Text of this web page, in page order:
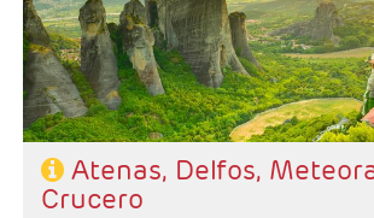
Atenas, Delfos,
Crucero